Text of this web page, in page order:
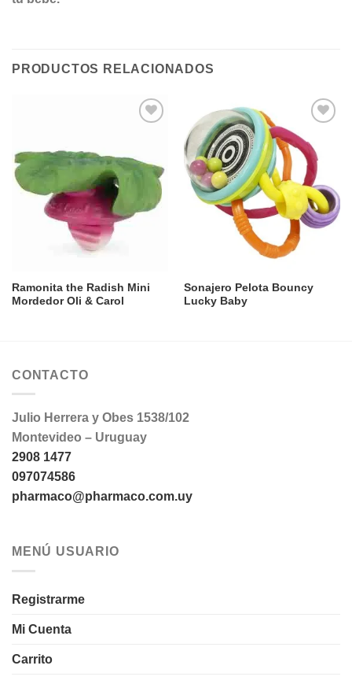
PRODUCTOS RELACIONADOS
lista de
deseos
Ramonita the Radish Mini
Mordedor Oli & Carol
a la
lista de
deseos
Sonajero Pelota Bouncy
Lucky Baby
CONTACTO
Julio Herrera y Obes 1538/102
Montevideo – Uruguay
2908 1477
097074586
pharmaco@pharmaco.com.uy
MENÚ USUARIO
Registrarme
Mi Cuenta
Carrito